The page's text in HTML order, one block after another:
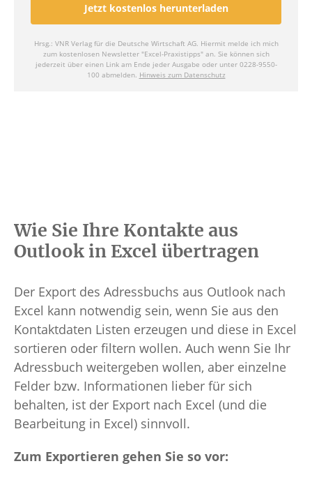
Wie Sie Ihre Kontakte aus
Outlook in Excel übertragen
Der Export des Adressbuchs aus Outlook nach
Excel kann notwendig sein, wenn Sie aus den
Kontaktdaten Listen erzeugen und diese in Excel
sortieren oder filtern wollen. Auch wenn Sie Ihr
Adressbuch weitergeben wollen, aber einzelne
Felder bzw. Informationen lieber für sich
behalten, ist der Export nach Excel (und die
Bearbeitung in Excel) sinnvoll.
Zum Exportieren gehen Sie so vor: